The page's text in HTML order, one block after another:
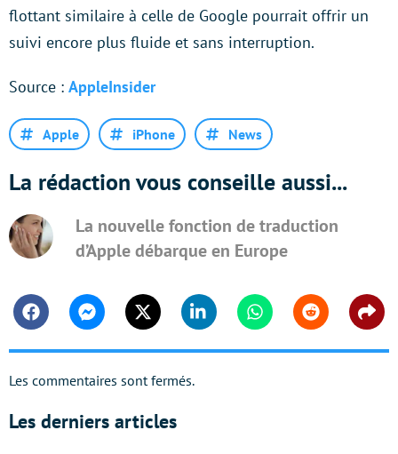
flottant similaire à celle de Google pourrait offrir un
suivi encore plus fluide et sans interruption.
Source : AppleInsider
Apple iPhone News
La rédaction vous conseille aussi...
La nouvelle fonction de traduction
d’Apple débarque en Europe
FacebookMessengerTwitter Linkedin WhatsappReddit
Les commentaires sont fermés.
Les derniers articles